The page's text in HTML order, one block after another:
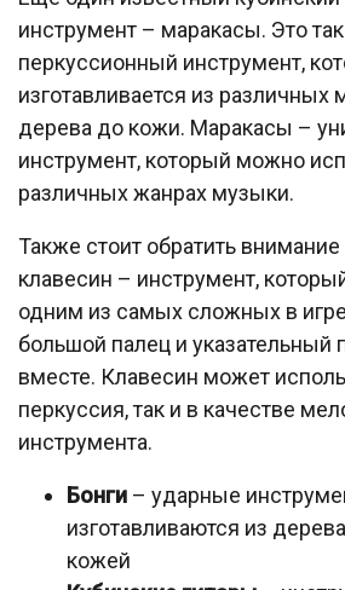
инструмент – маракасы. Это
перкуссионный инструмент,
изготавливается из различных
дерева до кожи. Маракасы –
инструмент, который можно
различных жанрах музыки.
Также стоит обратить внимание
клавесин – инструмент,
одним из самых сложных в
большой палец и указательный
вместе. Клавесин может
перкуссия, так и в качестве
инструмента.
Бонги – ударные
изготавливаются из
кожей